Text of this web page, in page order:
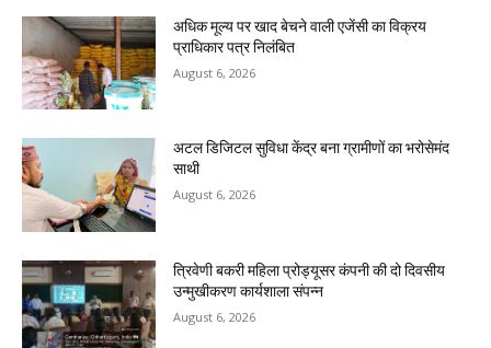
अधिक मूल्य पर खाद बेचने वाली एजेंसी का विक्रय
प्राधिकार पत्र निलंबित
August 6, 2026
अटल डिजिटल सुविधा केंद्र बना ग्रामीणों का भरोसेमंद
साथी
August 6, 2026
त्रिवेणी बकरी महिला प्रोड्यूसर कंपनी की दो दिवसीय
उन्मुखीकरण कार्यशाला संपन्न
August 6, 2026